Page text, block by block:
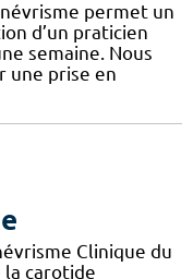
permet un
d’un praticien
semaine. Nous
une prise en
Clinique du
la carotide